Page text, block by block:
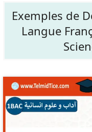
Exemples de
Langue